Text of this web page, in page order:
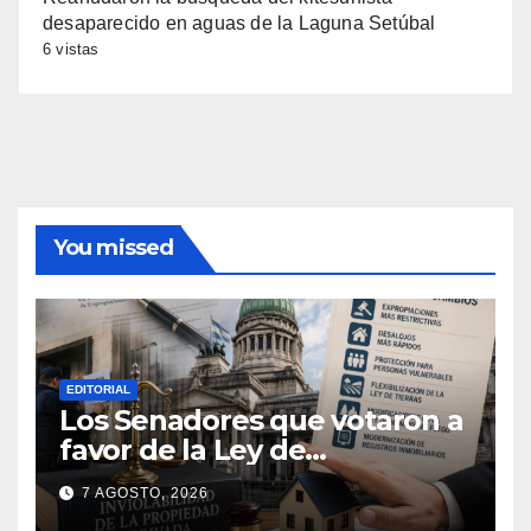
desaparecido en aguas de la Laguna Setúbal
6 vistas
You missed
EDITORIAL
Los Senadores que votaron a
favor de la Ley de
extranjerización de tierras
7 AGOSTO, 2026